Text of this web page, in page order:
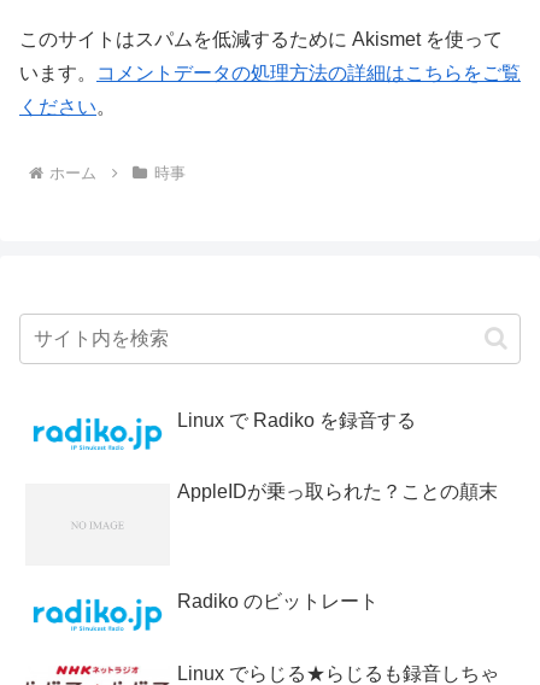
このサイトはスパムを低減するために Akismet を使って
います。
コメントデータの処理方法の詳細はこちらをご覧
ください。
ホーム 時事
Linux で Radiko を録音する
AppleIDが乗っ取られた？ことの顛末
Radiko のビットレート
Linux でらじる★らじるも録音しちゃ